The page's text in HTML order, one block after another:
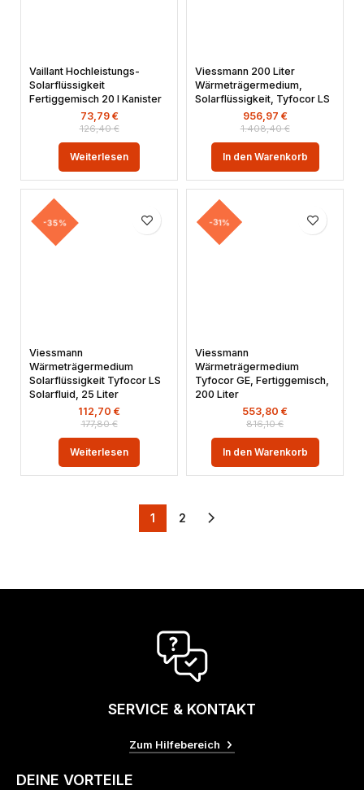
Vaillant Hochleistungs-
Solarflüssigkeit
Fertiggemisch 20 l Kanister
126,40€
73,79 €
Weiterlesen
Viessmann 200 Liter
Wärmeträgermedium,
Solarflüssigkeit, Tyfocor LS
1.408,40€
956,97 €
In den Warenkorb
-35%
Viessmann
Wärmeträgermedium
Solarflüssigkeit Tyfocor LS
Solarfluid, 25 Liter
177,80€
112,70 €
Weiterlesen
-31%
Viessmann
Wärmeträgermedium
Tyfocor GE, Fertiggemisch,
200 Liter
816,10€
553,80 €
In den Warenkorb
1 2
SERVICE & KONTAKT
Zum Hilfebereich
DEINE VORTEILE